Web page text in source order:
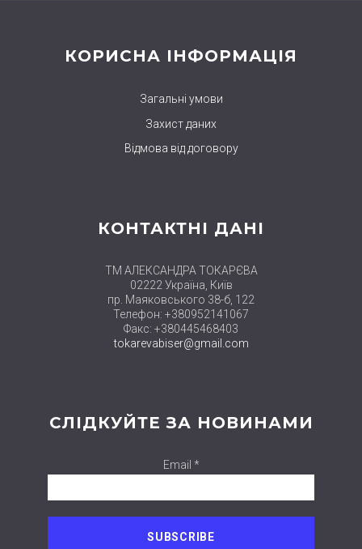
КОРИСНА ІНФОРМАЦІЯ
Загальні умови
Захист даних
Відмова від договору
КОНТАКТНІ ДАНІ
ТМ АЛЕКСАНДРА ТОКАРЄВА
02222 Україна, Київ
пр. Маяковського 38-б, 122
Телефон: +380952141067
Факс: +380445468403
tokarevabiser@gmail.com
СЛІДКУЙТЕ ЗА НОВИНАМИ
Email *